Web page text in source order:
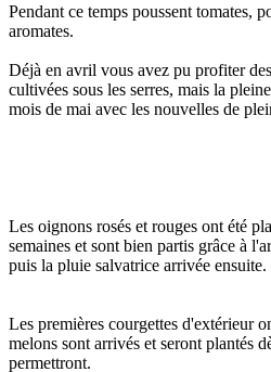
Pendant ce temps poussent tomates,
aromates.
Déjà en avril vous avez pu profiter
cultivées sous les serres, mais la
mois de mai avec les nouvelles de
Les oignons rosés et rouges ont été
semaines et sont bien partis grâce à
puis la pluie salvatrice arrivée ensuite.
Les premières courgettes d'extérieur
melons sont arrivés et seront plantés
permettront.